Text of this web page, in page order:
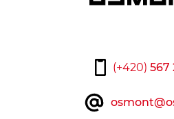
(+420) 567